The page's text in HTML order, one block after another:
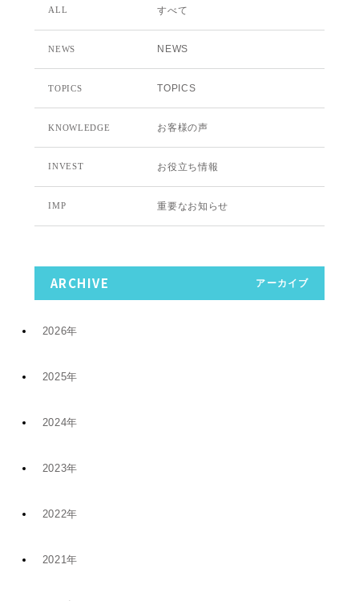
ALL すべて
NEWS NEWS
TOPICS TOPICS
KNOWLEDGE お客様の声
INVEST お役立ち情報
IMP 重要なお知らせ
ARCHIVE アーカイブ
2026年
7月 (9)
4月 (2)
1月 (4)
2025年
12月 (6)
11月 (5)
8月 (1)
6月 (1)
2024年
11月 (8)
5月 (4)
1月 (1)
2023年
10月 (2)
8月 (5)
2022年
12月 (9)
2021年